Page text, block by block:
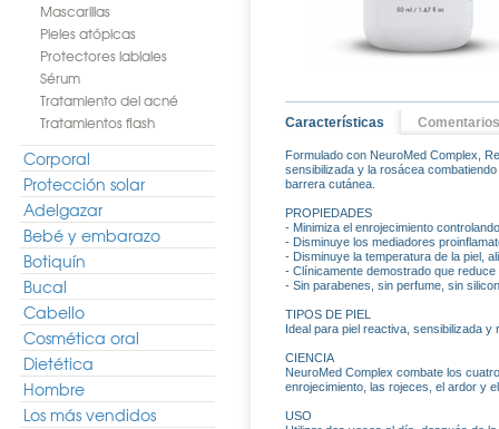
Mascarillas
Pieles atópicas
Protectores labiales
Sérum
Tratamiento del acné
Tratamientos flash
Corporal
Protección solar
Adelgazar
Bebé y embarazo
Botiquín
Bucal
Cabello
Cosmética oral
Dietética
Hombre
Los más vendidos
Características Comentarios
Formulado con NeuroMed Complex,
sensibilizada y la rosácea
barrera cutánea.
PROPIEDADES
- Minimiza el enrojecimiento
- Disminuye los mediadores
- Disminuye la temperatura de la piel,
- Clínicamente demostrado que
- Sin parabenes, sin perfume, sin
TIPOS DE PIEL
Ideal para piel reactiva, sensibilizada y
CIENCIA
NeuroMed Complex combate los
enrojecimiento, las rojeces, el ardor y
USO